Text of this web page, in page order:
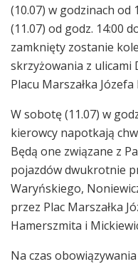
(10.07) w godzinach od
(11.07) od godz. 14:00
zamknięty zostanie
skrzyżowania z ulicami
Placu Marszałka Józefa
W sobotę (11.07) w
kierowcy napotkają
Będą one związane z
pojazdów dwukrotnie
Waryńskiego,
przez Plac Marszałka
Hamerszmita i
Na czas